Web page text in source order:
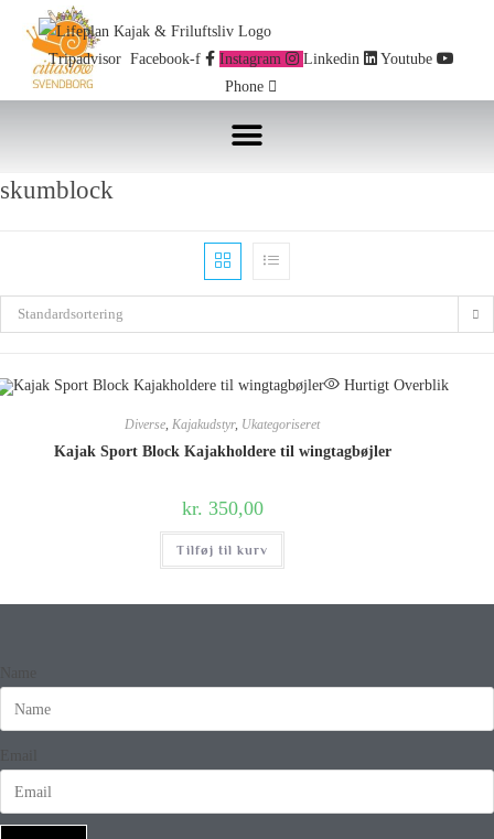
content
Tripadvisor Facebook-f Instagram Linkedin
Youtube
Phone
skumblock
Standardsortering
Hurtigt Overblik
Diverse Kajakudstyr, Ukategoriseret
Kajak Sport Block Kajakholdere til wingtagbøjler
kr. 350,00
Tilføj til kurv